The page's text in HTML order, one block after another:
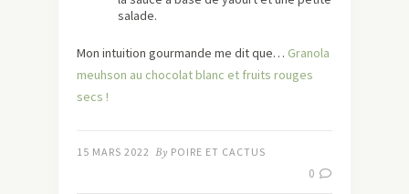
salade.
Mon intuition gourmande me dit que… Granola
meuhson au chocolat blanc et fruits rouges
secs !
15 MARS 2022 By POIRE ET CACTUS
0